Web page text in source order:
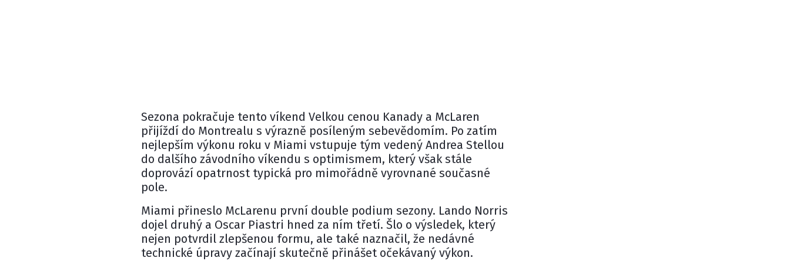
Sezona pokračuje tento víkend Velkou cenou Kanady a McLaren
přijíždí do Montrealu s výrazně posíleným sebevědomím. Po zatím
nejlepším výkonu roku v Miami vstupuje tým vedený Andrea Stellou
do dalšího závodního víkendu s optimismem, který však stále
doprovází opatrnost typická pro mimořádně vyrovnané současné
pole.
Miami přineslo McLarenu první double podium sezony. Lando Norris
dojel druhý a Oscar Piastri hned za ním třetí. Šlo o výsledek, který
nejen potvrdil zlepšenou formu, ale také naznačil, že nedávné
technické úpravy začínají skutečně přinášet očekávaný výkon.